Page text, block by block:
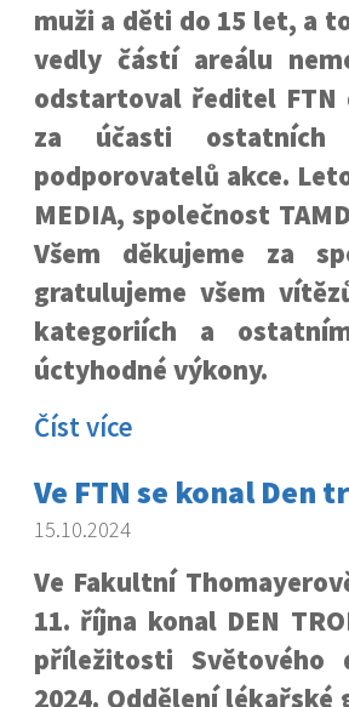
muži a děti do 15 let, a
vedly částí areálu
odstartoval ředitel FTN
za účasti ostatních
podporovatelů akce.
MEDIA, společnost
Všem děkujeme za
gratulujeme všem
kategoriích a
úctyhodné výkony.
Číst více
Ve FTN se konal Den
15.10.2024
Ve Fakultní
11. října konal DEN
příležitosti Světového
2024. Oddělení lékařské